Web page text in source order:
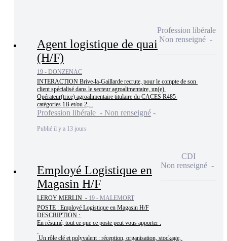
Agent logistique de quai
(H/F)
19 - DONZENAC
INTERACTION Brive-la-Gaillarde recrute, pour le compte de son
client spécialisé dans le secteur agroalimentaire, un(e)
Opérateur(trice) agroalimentaire titulaire du CACES R485
catégories 1B et/ou 2,...
Profession libérale - Non renseigné
Publié il y a 13 jours
Profession libérale
Non renseigné
Employé Logistique en
Magasin H/F
LEROY MERLIN - 19 - MALEMORT
POSTE : Employé Logistique en Magasin H/F
DESCRIPTION :
En résumé, tout ce que ce poste peut vous apporter :
CDI
Non renseigné